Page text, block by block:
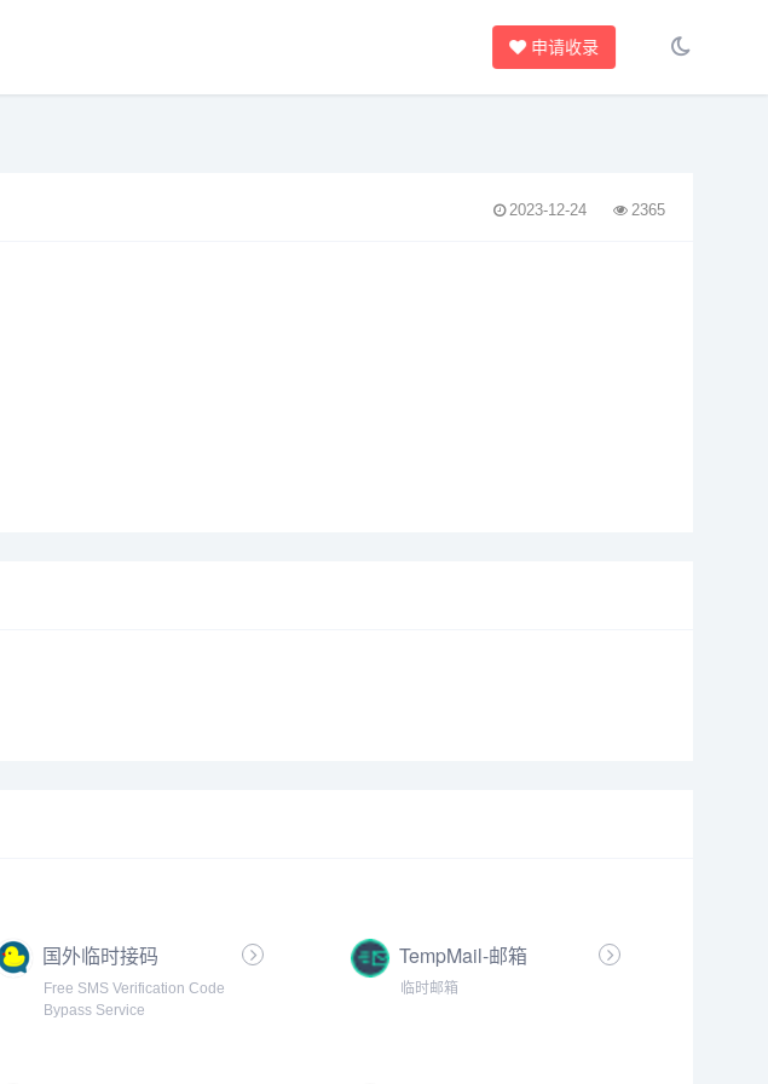
申请收录
2023-12-24 2365
国外临时接码
Free SMS Verification Code
Bypass Service
TempMail-邮箱
临时邮箱